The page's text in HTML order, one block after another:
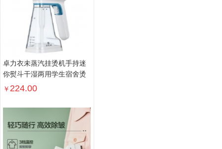
卓力衣未蒸汽挂烫机手持迷
你熨斗干湿两用学生宿舍烫
斗熨烫衣服神器
￥ 224.00